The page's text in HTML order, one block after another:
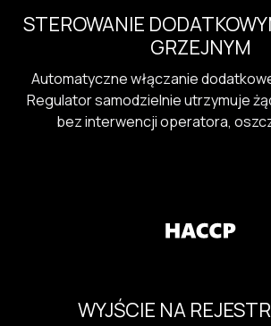
STEROWANIE
GRZEJNYM
Automatyczne włączanie
Regulator samodzielnie utrzymuje
bez interwencji operatora,
WYJŚCIE NA